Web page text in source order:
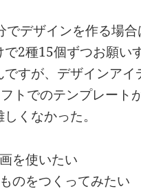
でデザインを作る場
2種15個ずつお願い
ですが、デザインア
トでのテンプレート
くなかった。
を使いたい
のをつくってみたい